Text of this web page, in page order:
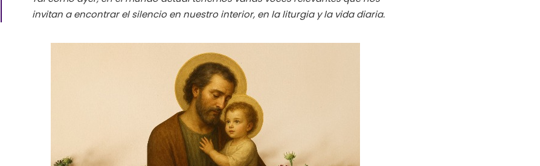
invitan a encontrar el silencio en nuestro interior, en la liturgia y la vida diaria.